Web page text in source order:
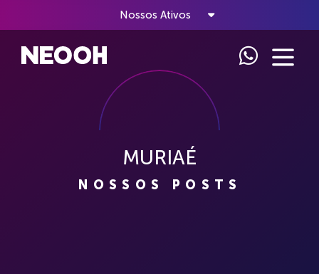
Nossos Ativos
MURIAÉ
NOSSOS POSTS